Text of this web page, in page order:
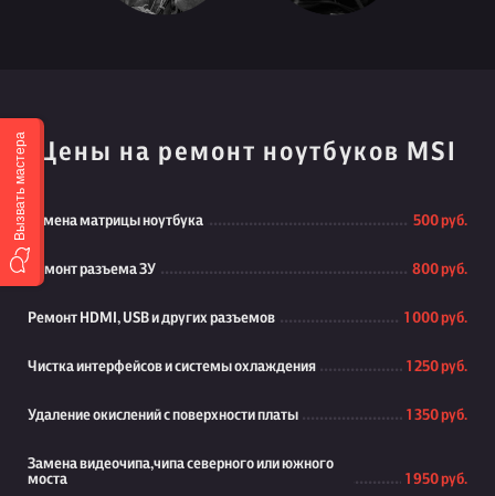
Цены на ремонт ноутбуков MSI
Замена матрицы ноутбука 500 руб.
Ремонт разъема ЗУ 800 руб.
Ремонт HDMI, USB и других разъемов 1 000 руб.
Чистка интерфейсов и системы охлаждения 1 250 руб.
Удаление окислений с поверхности платы 1 350 руб.
Замена видеочипа,чипа северного или южного
моста
1 950 руб.
Вызвать мастера